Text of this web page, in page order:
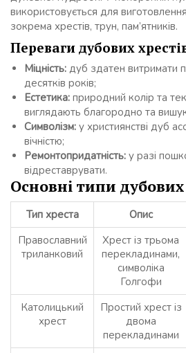
використовується для
зокрема хрестів, трун, пам’ятників.
Переваги дубових
Міцність: дуб здатен витримати
десятків років;
Естетика: природний колір та
виглядають благородно та
Символізм: у християнстві дуб
вічністю;
Ремонтопридатність: у разі
відреставрувати.
Основні типи дубових
Тип хреста Опис
Православний
триланковий
Хрест із трьома
перекладинами,
символіка
Голгофи
Католицький
хрест
Простий хрест із
двома
перекладинами